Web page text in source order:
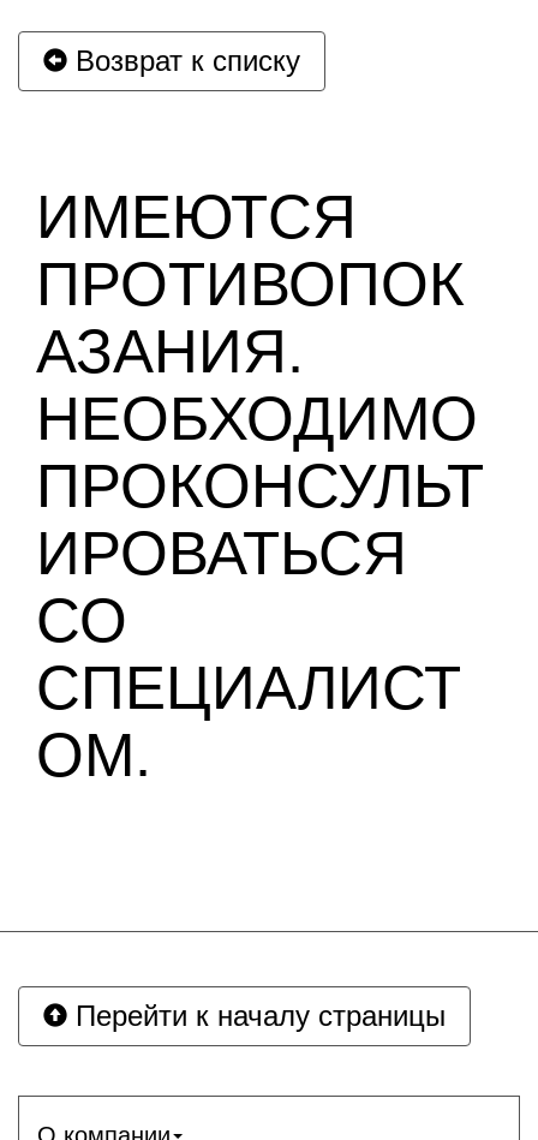
Возврат к списку
ИМЕЮТСЯ
ПРОТИВОПОК
АЗАНИЯ.
НЕОБХОДИМО
ПРОКОНСУЛЬТ
ИРОВАТЬСЯ
СО
СПЕЦИАЛИСТ
ОМ.
Перейти к началу страницы
О компании